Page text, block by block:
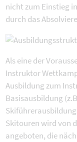
nicht zum Einstieg
durch das
Als eine der
Instruktor
Ausbildung zum
Basisausbildung
Skitouren wird von
angeboten, die